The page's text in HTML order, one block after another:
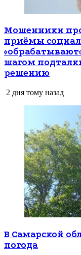
Мошенники
приёмы
шагом
решению
2 дня тому назад
В Самарской
погода